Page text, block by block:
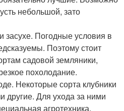
небольшой, зато
засухе. Погодные условия в
Поэтому стоит
садовой земляники,
похолодание.
Некоторые сорта клубники
другие. Для ухода за ними
агротехника.